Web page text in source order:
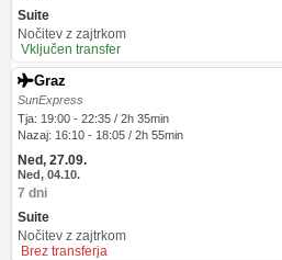
Suite
Nočitev z zajtrkom
Vključen transfer
Graz
SunExpress
Tja: 19:00 - 22:35 / 2h 35min
Nazaj: 16:10 - 18:05 / 2h 55min
Ned, 27.09.
Ned, 04.10.
7 dni
Suite
Nočitev z zajtrkom
Brez transferja